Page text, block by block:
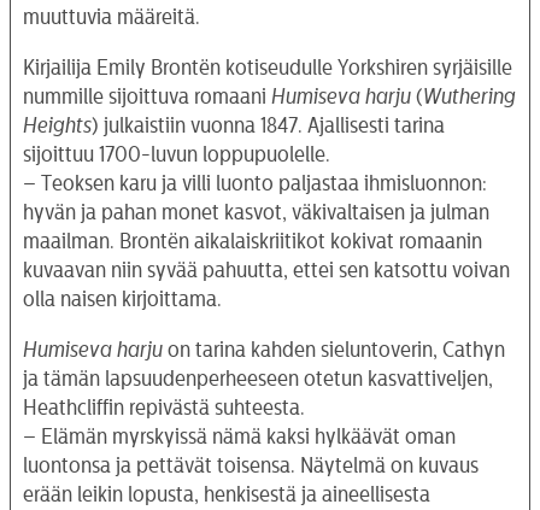
muuttuvia määreitä.
Kirjailija Emily Brontën kotiseudulle Yorkshiren syrjäisille
nummille sijoittuva romaani Humiseva harju (Wuthering
Heights) julkaistiin vuonna 1847. Ajallisesti tarina
sijoittuu 1700-luvun loppupuolelle.
– Teoksen karu ja villi luonto paljastaa ihmisluonnon:
hyvän ja pahan monet kasvot, väkivaltaisen ja julman
maailman. Brontën aikalaiskriitikot kokivat romaanin
kuvaavan niin syvää pahuutta, ettei sen katsottu voivan
olla naisen kirjoittama.
Humiseva harju on tarina kahden sieluntoverin, Cathyn
ja tämän lapsuudenperheeseen otetun kasvattiveljen,
Heathcliffin repivästä suhteesta.
– Elämän myrskyissä nämä kaksi hylkäävät oman
luontonsa ja pettävät toisensa. Näytelmä on kuvaus
erään leikin lopusta, henkisestä ja aineellisesta